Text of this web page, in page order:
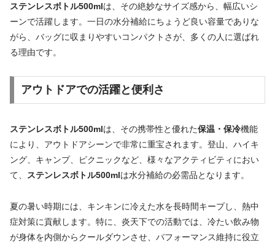
ステンレスボトル500mlは、その絶妙なサイズ感から、幅広いシ
ーンで活躍します。一日の水分補給にちょうど良い容量でありな
がら、バッグに収まりやすいコンパクトさが、多くの人に選ばれ
る理由です。
アウトドアでの活躍と便利さ
ステンレスボトル500mlは、その携帯性と優れた保温・保冷機能
により、アウトドアシーンで非常に重宝されます。登山、ハイキ
ング、キャンプ、ピクニックなど、様々なアクティビティにおい
て、 ステンレスボトル500mlは水分補給の必需品となります。
夏の暑い時期には、キンキンに冷えた水を長時間キープし、熱中
症対策に貢献します。特に、炎天下での活動では、冷たい飲み物
が身体を内側からクールダウンさせ、パフォーマンス維持に役立